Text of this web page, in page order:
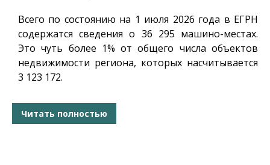
Всего по состоянию на 1 июля 2026 года в ЕГРН
содержатся сведения о 36 295 машино-местах.
Это чуть более 1% от общего числа объектов
недвижимости региона, которых насчитывается
3 123 172.
Читать полностью